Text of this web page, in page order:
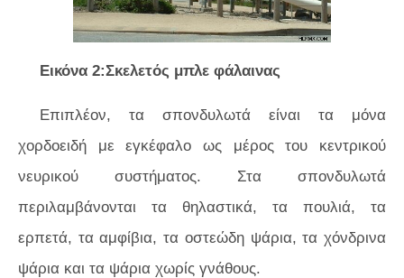
Εικόνα 2:Σκελετός μπλε φάλαινας
Επιπλέον, τα σπονδυλωτά είναι τα μόνα
χορδοειδή με εγκέφαλο ως μέρος του κεντρικού
νευρικού συστήματος. Στα σπονδυλωτά
περιλαμβάνονται τα θηλαστικά, τα πουλιά, τα
ερπετά, τα αμφίβια, τα οστεώδη ψάρια, τα χόνδρινα
ψάρια και τα ψάρια χωρίς γνάθους.